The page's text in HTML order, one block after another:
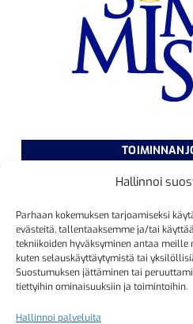
Hallinnoi
Parhaan kokemuksen tarjoamiseksi
evästeitä, tallentaaksemme ja/tai
tekniikoiden hyväksyminen antaa
kuten selauskäyttäytymistä tai
Suostumuksen jättäminen tai
tiettyihin ominaisuuksiin ja toimintoihin.
Hallinnoi palveluita
Kristiina